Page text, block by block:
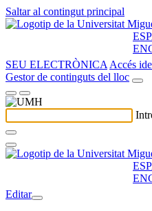
Saltar al contingut principal
SEU ELECTRÒNICA Accés
Gestor de continguts del lloc
Editar